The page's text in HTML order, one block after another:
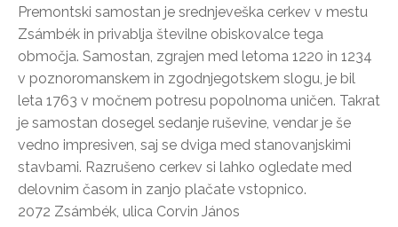
Premontski samostan je srednjeveška cerkev v mestu
Zsámbék in privablja številne obiskovalce tega
območja. Samostan, zgrajen med letoma 1220 in 1234
v poznoromanskem in zgodnjegotskem slogu, je bil
leta 1763 v močnem potresu popolnoma uničen. Takrat
je samostan dosegel sedanje ruševine, vendar je še
vedno impresiven, saj se dviga med stanovanjskimi
stavbami. Razrušeno cerkev si lahko ogledate med
delovnim časom in zanjo plačate vstopnico.
2072 Zsámbék, ulica Corvin János